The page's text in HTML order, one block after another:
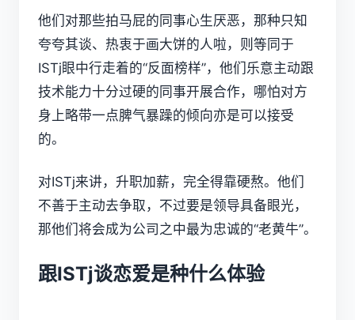
他们对那些拍马屁的同事心生厌恶，那种只知
夸夸其谈、热衷于画大饼的人啦，则等同于
ISTj眼中行走着的“反面榜样”，他们乐意主动跟
技术能力十分过硬的同事开展合作，哪怕对方
身上略带一点脾气暴躁的倾向亦是可以接受
的。
对ISTj来讲，升职加薪，完全得靠硬熬。他们
不善于主动去争取，不过要是领导具备眼光，
那他们将会成为公司之中最为忠诚的“老黄牛”。
跟ISTj谈恋爱是种什么体验